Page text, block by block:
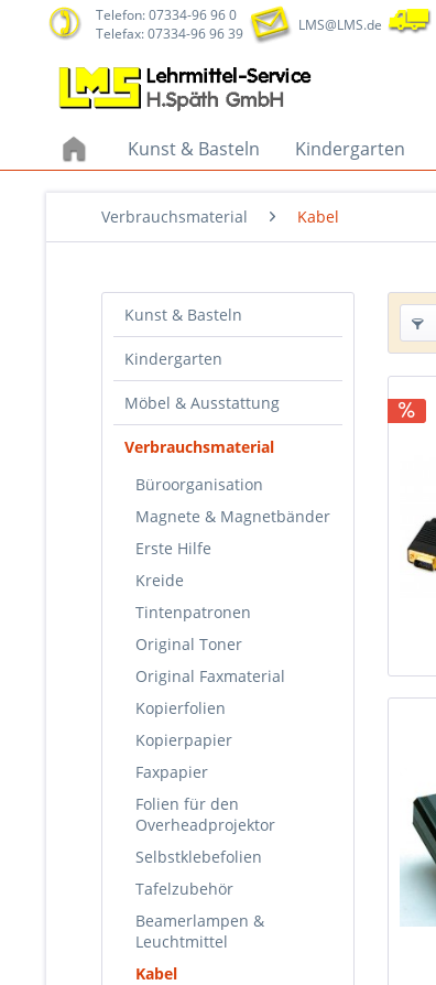
Telefon: 07334-96 96 0
Telefax: 07334-96 96 39
LMS@LMS.de
Kunst & Basteln Kindergarten
Verbrauchsmaterial Kabel
Kunst & Basteln
Kindergarten
Möbel & Ausstattung
Verbrauchsmaterial
Büroorganisation
Magnete & Magnetbänder
Erste Hilfe
Kreide
Tintenpatronen
Original Toner
Original Faxmaterial
Kopierfolien
Kopierpapier
Faxpapier
Folien für den
Overheadprojektor
Selbstklebefolien
Tafelzubehör
Beamerlampen &
Leuchtmittel
Kabel